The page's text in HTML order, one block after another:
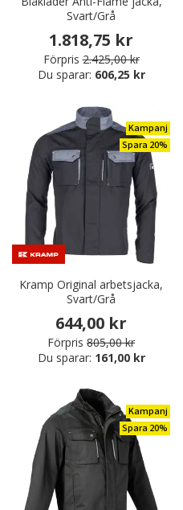
Svart/Grå
1.818,75 kr
Förpris 2.425,00 kr
Du sparar: 606,25 kr
Kampanj
Spara 20%
Kramp Original arbetsjacka,
Svart/Grå
644,00 kr
Förpris 805,00 kr
Du sparar: 161,00 kr
Kampanj
Spara 20%